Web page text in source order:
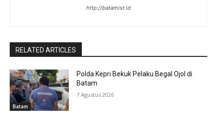
http://batamist.id
RELATED ARTICLES
Batam
Polda Kepri Bekuk Pelaku Begal Ojol di
Batam
7 Agustus 2026